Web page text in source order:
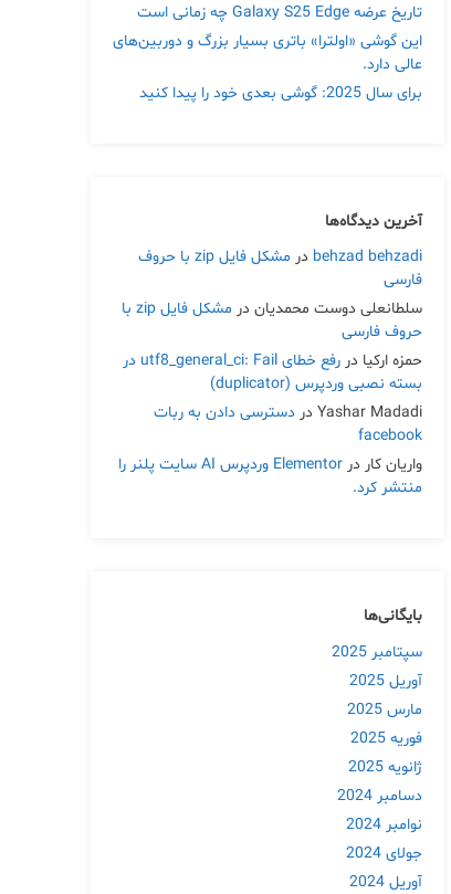
تاریخ عرضه Galaxy S25 Edge چه زمانی است
این گوشی «اولترا» باتری بسیار بزرگ و دوربین‌های
عالی دارد.
برای سال 2025: گوشی بعدی خود را پیدا کنید
آخرین دیدگاه‌ها
behzad behzadi در
مشکل فایل zip با حروف
فارسی
سلطانعلی دوست محمدیان در
مشکل فایل zip با
حروف فارسی
حمزه ارکیا در
رفع خطای utf8_general_ci: Fail در
بسته نصبی وردپرس (duplicator)
Yashar Madadi در دسترسی دادن به ربات
facebook
واریان کار در
Elementor وردپرس AI سایت پلنر را
منتشر کرد.
بایگانی‌ها
سپتامبر 2025
آوریل 2025
مارس 2025
فوریه 2025
ژانویه 2025
دسامبر 2024
نوامبر 2024
جولای 2024
آوریل 2024